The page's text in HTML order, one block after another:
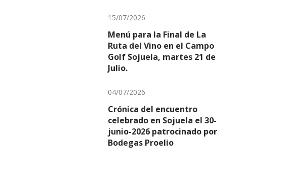
15/07/2026
Menú para la Final de La
Ruta del Vino en el Campo
Golf Sojuela, martes 21 de
Julio.
04/07/2026
Crónica del encuentro
celebrado en Sojuela el 30-
junio-2026 patrocinado por
Bodegas Proelio